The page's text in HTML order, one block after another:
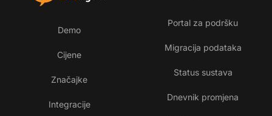
Demo
Cijene
Značajke
Integracije
Portal za podršku
Migracija podataka
Status sustava
Dnevnik promjena